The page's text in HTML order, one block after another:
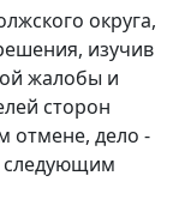
округа,
изучив
жалобы и
сторон
отмене, дело -
следующим